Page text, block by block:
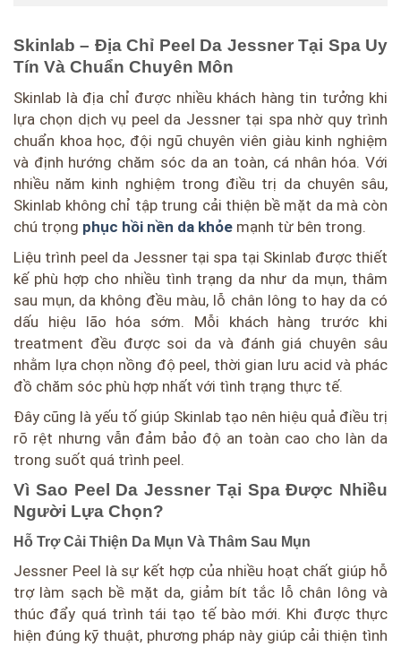
Skinlab – Địa Chỉ Peel Da Jessner Tại Spa Uy
Tín Và Chuẩn Chuyên Môn
Skinlab là địa chỉ được nhiều khách hàng tin tưởng khi
lựa chọn dịch vụ peel da Jessner tại spa nhờ quy trình
chuẩn khoa học, đội ngũ chuyên viên giàu kinh nghiệm
và định hướng chăm sóc da an toàn, cá nhân hóa. Với
nhiều năm kinh nghiệm trong điều trị da chuyên sâu,
Skinlab không chỉ tập trung cải thiện bề mặt da mà còn
chú trọng phục hồi nền da khỏe mạnh từ bên trong.
Liệu trình peel da Jessner tại spa tại Skinlab được thiết
kế phù hợp cho nhiều tình trạng da như da mụn, thâm
sau mụn, da không đều màu, lỗ chân lông to hay da có
dấu hiệu lão hóa sớm. Mỗi khách hàng trước khi
treatment đều được soi da và đánh giá chuyên sâu
nhằm lựa chọn nồng độ peel, thời gian lưu acid và phác
đồ chăm sóc phù hợp nhất với tình trạng thực tế.
Đây cũng là yếu tố giúp Skinlab tạo nên hiệu quả điều trị
rõ rệt nhưng vẫn đảm bảo độ an toàn cao cho làn da
trong suốt quá trình peel.
Vì Sao Peel Da Jessner Tại Spa Được Nhiều
Người Lựa Chọn?
Hỗ Trợ Cải Thiện Da Mụn Và Thâm Sau Mụn
Jessner Peel là sự kết hợp của nhiều hoạt chất giúp hỗ
trợ làm sạch bề mặt da, giảm bít tắc lỗ chân lông và
thúc đẩy quá trình tái tạo tế bào mới. Khi được thực
hiện đúng kỹ thuật, phương pháp này giúp cải thiện tình